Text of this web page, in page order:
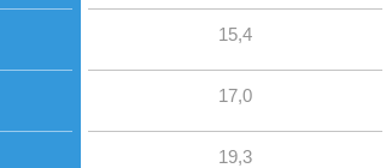
15,4
17,0
19,3